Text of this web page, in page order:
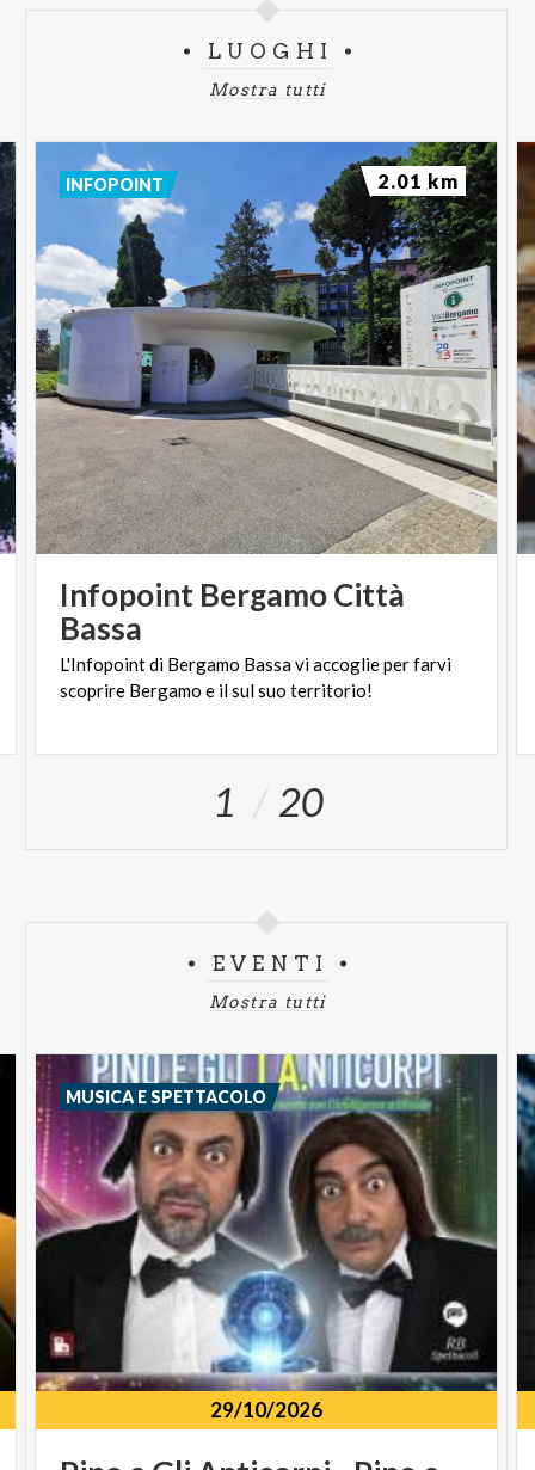
LUOGHI
Mostra tutti
Infopoint Bergamo Città
Bassa
L'Infopointdi Bergamo Bassaviaccoglieperfarvi
scoprire Bergamo e ilsulsuo territorio!
INFOPOINT 2.01 km
1 20
EVENTI
Mostra tutti
29/10/2026
MUSICA E SPETTACOLO